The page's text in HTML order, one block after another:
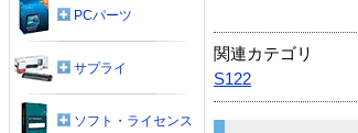
関連カテゴリ
S122
PCパーツ
サプライ
ソフト・ライセンス